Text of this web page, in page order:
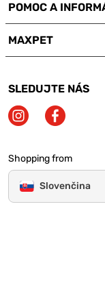
POMOC A
MAXPET
SLEDUJTE NÁS
Shopping from
Slovenčina